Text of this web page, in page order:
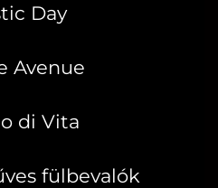
Day
Avenue
di Vita
fülbevalók